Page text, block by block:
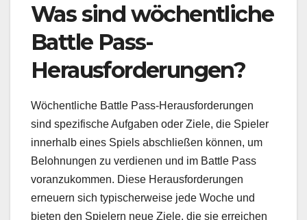
Was sind wöchentliche
Battle Pass-
Herausforderungen?
Wöchentliche Battle Pass-Herausforderungen
sind spezifische Aufgaben oder Ziele, die Spieler
innerhalb eines Spiels abschließen können, um
Belohnungen zu verdienen und im Battle Pass
voranzukommen. Diese Herausforderungen
erneuern sich typischerweise jede Woche und
bieten den Spielern neue Ziele, die sie erreichen